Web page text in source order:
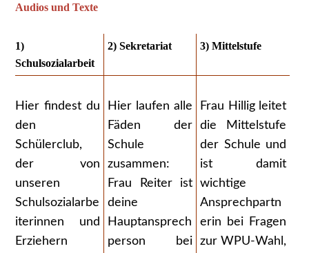
Audios und Texte
1)
Schulsozialarbeit
2) Sekretariat 3) Mittelstufe
Hier findest du
den
Schülerclub,
der von
unseren
Schulsozialarbe
iterinnen und
Erziehern
Hier laufen alle
Fäden der
Schule
zusammen:
Frau Reiter ist
deine
Hauptansprech
person bei
Frau Hillig leitet
die Mittelstufe
der Schule und
ist damit
wichtige
Ansprechpartn
erin bei Fragen
zur WPU-Wahl,